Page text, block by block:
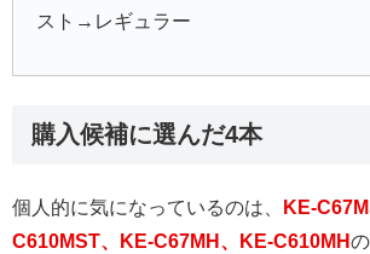
スト→レギュラー
購入候補に選んだ4本
個人的に気になっているのは、 KE-
C610MST、 KE-C67MH 、 KE-C610MH